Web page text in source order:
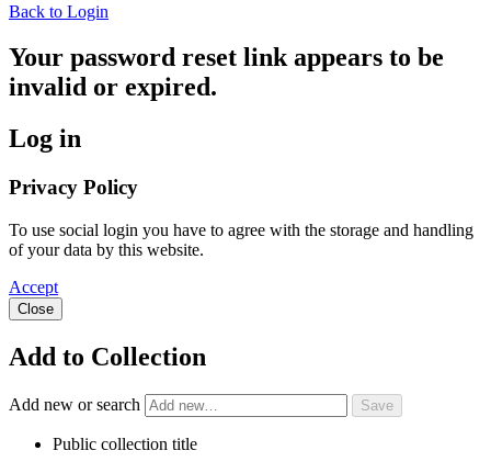
Back to Login
Your password reset link appears to be
invalid or expired.
Log in
Privacy Policy
To use social login you have to agree with the storage and handling
of your data by this website.
Accept
Close
Add to Collection
Add new or search
Public collection title